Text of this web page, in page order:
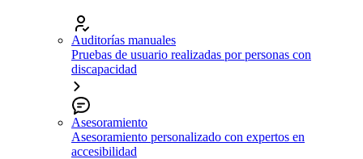
Auditorías manuales
Pruebas de usuario realizadas por personas con
discapacidad
Asesoramiento
Asesoramiento personalizado con expertos en
accesibilidad